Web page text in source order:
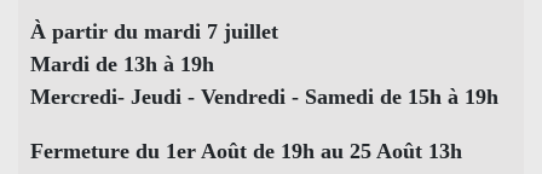
À partir du mardi 7 juillet
Mardi de 13h à 19h
Mercredi- Jeudi - Vendredi - Samedi de 15h à 19h
Fermeture du 1er Août de 19h au 25 Août 13h